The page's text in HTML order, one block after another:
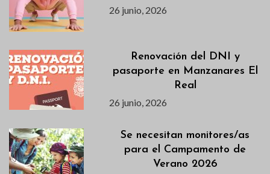
26 junio, 2026
Renovación del DNI y
pasaporte en Manzanares El
Real
26 junio, 2026
Se necesitan monitores/as
para el Campamento de
Verano 2026